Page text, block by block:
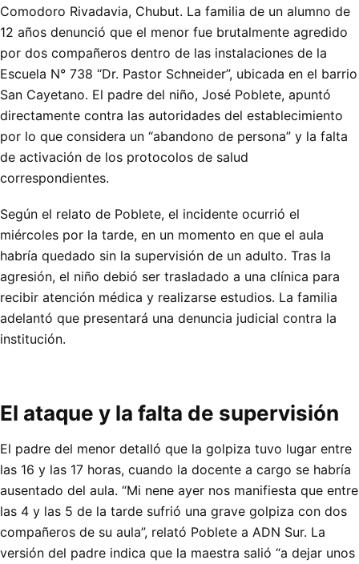
Comodoro Rivadavia, Chubut. La familia de un alumno de
12 años denunció que el menor fue brutalmente agredido
por dos compañeros dentro de las instalaciones de la
Escuela N° 738 “Dr. Pastor Schneider”, ubicada en el barrio
San Cayetano. El padre del niño, José Poblete, apuntó
directamente contra las autoridades del establecimiento
por lo que considera un “abandono de persona” y la falta
de activación de los protocolos de salud
correspondientes.
Según el relato de Poblete, el incidente ocurrió el
miércoles por la tarde, en un momento en que el aula
habría quedado sin la supervisión de un adulto. Tras la
agresión, el niño debió ser trasladado a una clínica para
recibir atención médica y realizarse estudios. La familia
adelantó que presentará una denuncia judicial contra la
institución.
El ataque y la falta de supervisión
El padre del menor detalló que la golpiza tuvo lugar entre
las 16 y las 17 horas, cuando la docente a cargo se habría
ausentado del aula. “Mi nene ayer nos manifiesta que entre
las 4 y las 5 de la tarde sufrió una grave golpiza con dos
compañeros de su aula”, relató Poblete a ADN Sur. La
versión del padre indica que la maestra salió “a dejar unos